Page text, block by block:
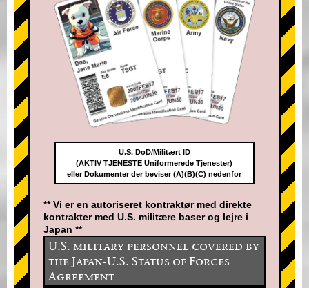
U.S. DoD/Militært ID
(AKTIV TJENESTE Uniformerede Tjenester)
eller Dokumenter der beviser (A)(B)(C) nedenfor
** Vi er en autoriseret kontraktør med direkte
kontrakter med U.S. militære baser og lejre i
Japan **
U.S. military personnel covered by
the Japan-U.S. Status of Forces
Agreement